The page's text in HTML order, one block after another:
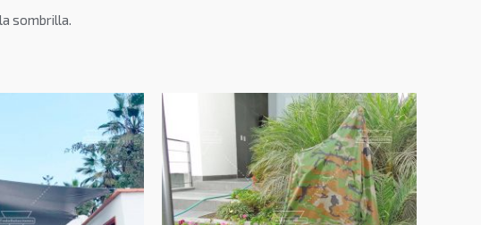
sombrilla.